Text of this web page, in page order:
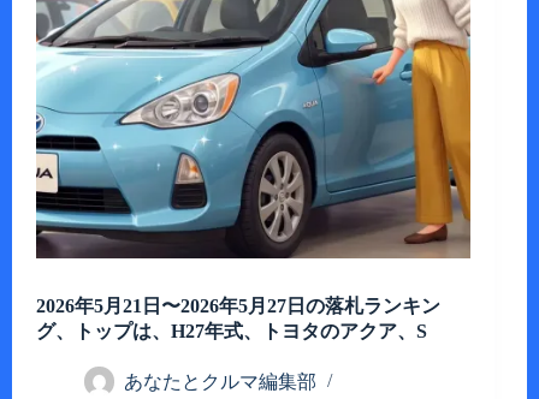
2026年5月21日〜2026年5月27日の落札ランキン
グ、トップは、H27年式、トヨタのアクア、S
あなたとクルマ編集部